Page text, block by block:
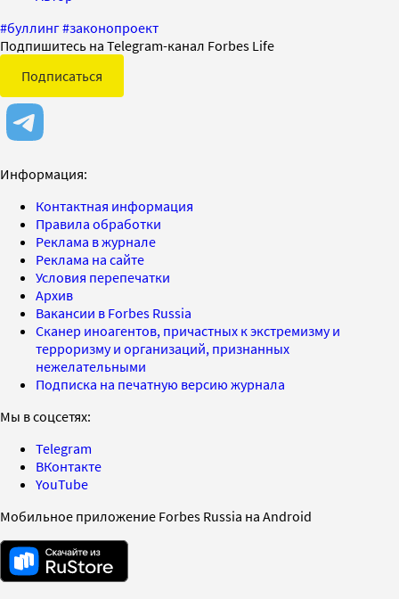
#буллинг#законопроект
Подпишитесь на Telegram-канал Forbes Life
Подписаться
Информация:
Контактная информация
Правила обработки
Реклама в журнале
Реклама на сайте
Условия перепечатки
Архив
Вакансии в Forbes Russia
Сканер иноагентов, причастных к экстремизму и
терроризму и организаций, признанных
нежелательными
Подписка на печатную версию журнала
Мы в соцсетях:
Telegram
ВКонтакте
YouTube
Мобильное приложение Forbes Russia на Android